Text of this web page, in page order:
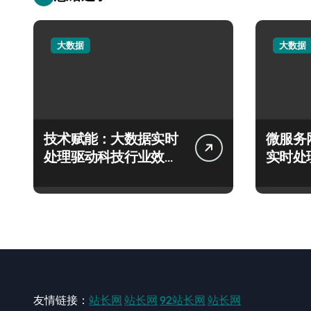
大数据
技术赋能：大数据实时
处理驱动科技行业效能
大数据
微服务
实时处
友情链接： 站长网 站长网 92站长网 站长网